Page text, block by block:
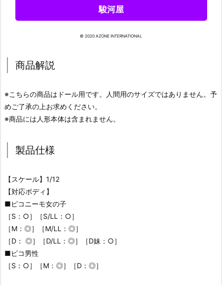
駿河屋
© 2020 AZONE INTERNATIONAL
商品解説
※こちらの商品はドール用です。人間用のサイズではありません。予
めご了承の上お求めください。
※商品には人形本体は含まれません。
製品仕様
【スケール】1/12
【対応ボディ】
■ピコニーモ女の子
［S：○］［S/LL：○］
［M：◎］［M/LL：◎］
［D： ◎］［D/LL：◎］［D妹：○］
■ピコ男性
［S：○］［M：◎］［D：◎］